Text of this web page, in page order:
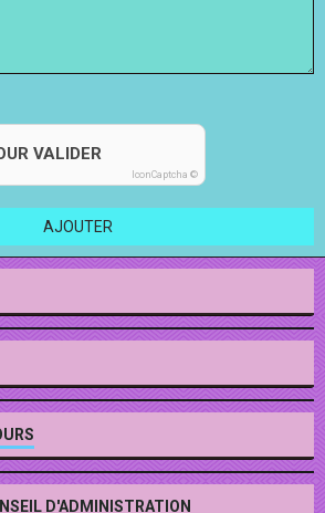
VALIDER
IconCaptcha ©
AJOUTER
D'ADMINISTRATION